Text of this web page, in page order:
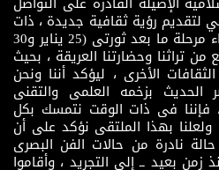
لتقديم رؤية ثقافية جديدة ، ذات
مضمون ثقافى قادر على إثراء مرحلة ما بعد ثورتى (25 يناير و30
تراثنا وحضارتنا العريقة ، بحيث
الأخرى ، ليؤكد أننا ونحن
الحديث بزخمه العلمى والتقنى
فى ذات الوقت نتمسك بكل
. ولعلنا بهذا الملتقى نؤكد على أن
نادرة من حالات الفن البصرى
زمن بعيد ــ إلى التجريد ، وأقاموا